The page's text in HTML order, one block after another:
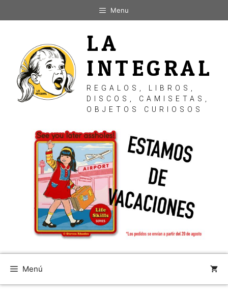
al
Menu
LA
INTEGRAL
REGALOS, LIBROS,
DISCOS, CAMISETAS,
OBJETOS CURIOSOS
Menú